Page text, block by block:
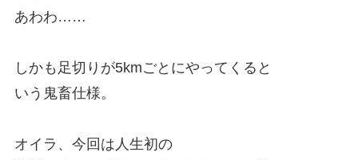
あわわ……
しかも足切りが5kmごとにやってくると
いう鬼畜仕様。
オイラ、今回は人生初の